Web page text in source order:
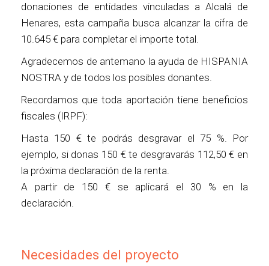
donaciones de entidades vinculadas a Alcalá de
Henares, esta campaña busca alcanzar la cifra de
10.645 € para completar el importe total.
Agradecemos de antemano la ayuda de HISPANIA
NOSTRA y de todos los posibles donantes.
Recordamos que toda aportación tiene beneficios
fiscales (IRPF):
Hasta 150 € te podrás desgravar el 75 %. Por
ejemplo, si donas 150 € te desgravarás 112,50 € en
la próxima declaración de la renta.
A partir de 150 € se aplicará el 30 % en la
declaración.
Necesidades del proyecto